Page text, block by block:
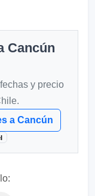
Cancún
y precio
a Cancún